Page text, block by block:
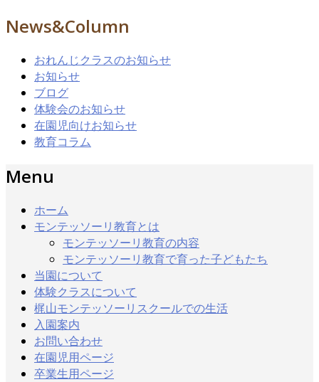
News&Column
おれんじクラスのお知らせ
お知らせ
ブログ
体験会のお知らせ
在園児向けお知らせ
教育コラム
Menu
ホーム
モンテッソーリ教育とは
モンテッソーリ教育の内容
モンテッソーリ教育で育った子どもたち
当園について
体験クラスについて
梶山モンテッソーリスクールでの生活
入園案内
お問い合わせ
在園児用ページ
卒業生用ページ